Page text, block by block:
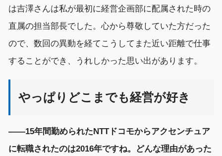
は吉澤さんは私が最初に経営企画部に配属された時の
直属の担当部長でした。心から尊敬していた方だった
ので、数回の異動を経てこうしてまた近い距離で仕事
することができ、
うれしかった思い出があります。
やっぱりどこまでも経営が好き
――15年間勤められた NTTドコモからアクセンチュア
に転職されたのは2016年ですね。 どんな理由があった